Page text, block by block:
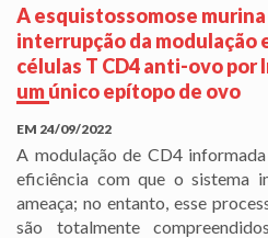
A esquistossomose
interrupção da modulação
células T CD4 anti-ovo por
um único epítopo de ovo
EM 24/09/2022
A modulação de CD4
eficiência com que o sistema
ameaça; no entanto, esse
são totalmente